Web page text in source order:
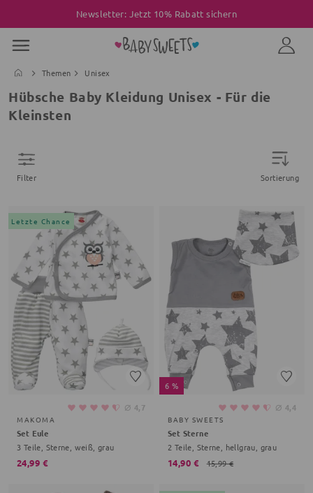
Newsletter: Jetzt 10% Rabatt sichern
Themen Unisex
Hübsche Baby Kleidung Unisex - Für die
Kleinsten
Filter Sortierung
Letzte Chance
⌀ 4,7
MAKOMA
Set Eule
3 Teile, Sterne, weiß, grau
24,99 €
6 %
⌀ 4,4
BABY SWEETS
Set Sterne
2 Teile, Sterne, hellgrau, grau
14,90 € 15,99 €